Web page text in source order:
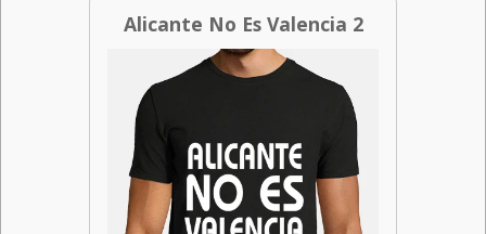
Alicante No Es Valencia 2